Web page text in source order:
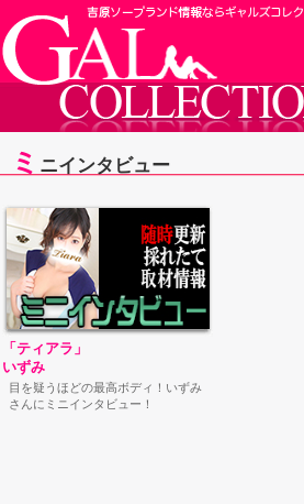
ミ ニインタビュー
「ティアラ」
いずみ
目を疑うほどの最高ボディ！いずみ
さんにミニインタビュー！